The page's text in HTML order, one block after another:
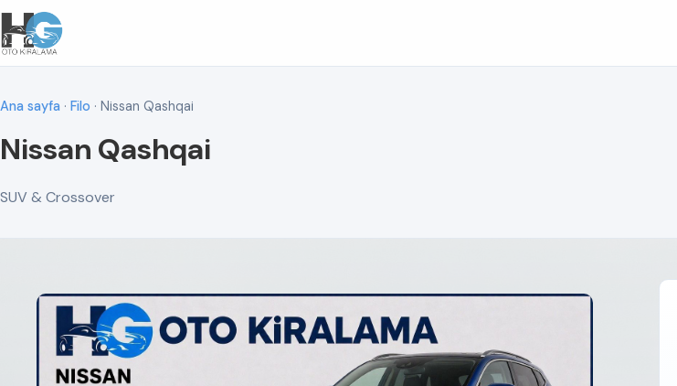
Ana sayfa · Filo · Nissan Qashqai
Nissan Qashqai
SUV & Crossover